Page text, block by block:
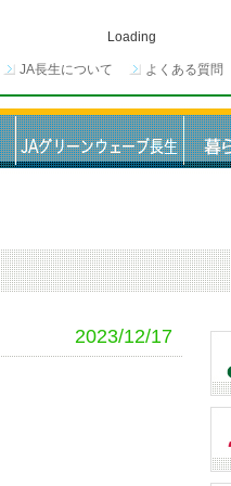
Loading
JA長生について よくある質問
2023/12/17